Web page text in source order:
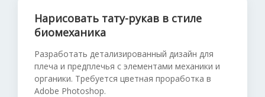
Нарисовать тату-рукав в стиле
биомеханика
Разработать детализированный дизайн для
плеча и предплечья с элементами механики и
органики. Требуется цветная проработка в
Adobe Photoshop.